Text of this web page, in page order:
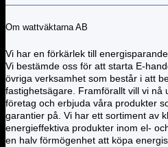
Om wattväktarna AB
Vi har en förkärlek till
Vi bestämde oss för att starta E-
övriga verksamhet som består i att
fastighetsägare. Framförallt vill vi nå
företag och erbjuda våra produkter
garantier på. Vi har ett sortiment av
energieffektiva produkter inom el-
en halv förmögenhet att köpa